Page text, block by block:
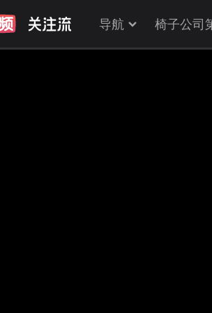
导航 椅子公司